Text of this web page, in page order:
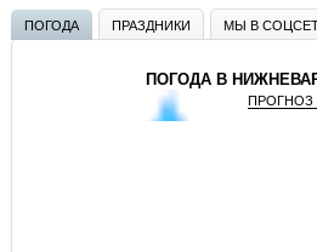
ПОГОДА ПРАЗДНИКИ МЫ В
ПОГОДА В
ПРОГНОЗ